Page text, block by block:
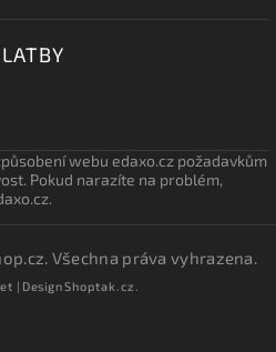
webu edaxo.cz požadavkům
Pokud narazíte na problém,
. Všechna práva vyhrazena.
| DesignShoptak.cz.